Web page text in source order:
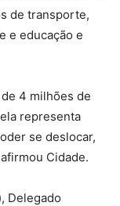
de transporte,
e educação e
4 milhões de
representa
se deslocar,
Cidade.
Delegado